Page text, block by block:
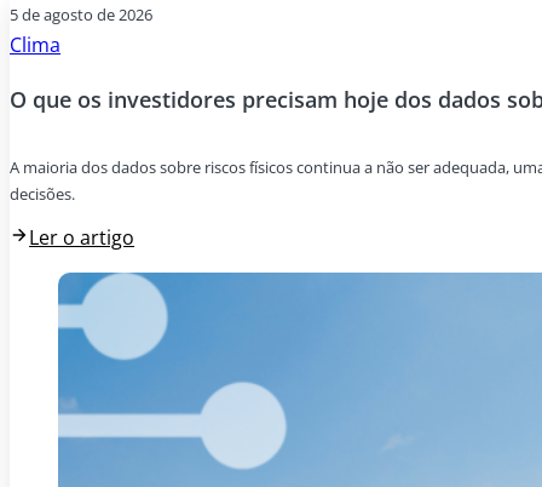
5 de agosto de 2026
Clima
O que os investidores precisam hoje dos dados
A maioria dos dados sobre riscos físicos continua a não ser adequada,
decisões.
Ler o artigo